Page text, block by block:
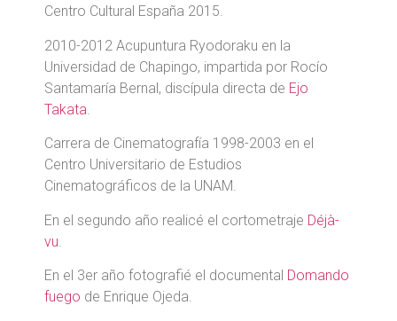
Centro Cultural España 2015.
2010-2012 Acupuntura Ryodoraku en la
Universidad de Chapingo, impartida por Rocío
Santamaría Bernal, discípula directa de Ejo
Takata.
Carrera de Cinematografía 1998-2003 en el
Centro Universitario de Estudios
Cinematográficos de la UNAM.
En el segundo año realicé el cortometraje Déjà-
vu
En el 3er año fotografié el documental Domando
fuego de Enrique Ojeda.